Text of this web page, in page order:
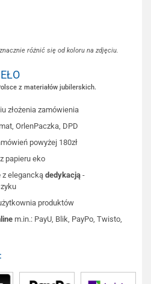
różnić się od koloru na zdjęciu.
z materiałów jubilerskich.
złożenia zamówienia
OrlenPaczka, DPD
powyżej 180zł
papieru eko
z eleganckądedykacją -
produktów
m.in.: PayU, Blik, PayPo, Twisto,